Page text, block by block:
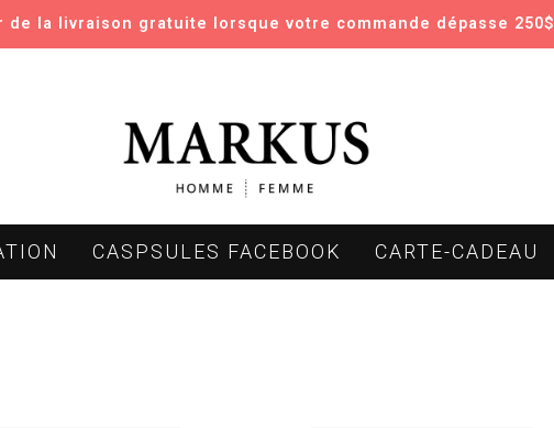
de la livraison gratuite lorsque votre commande dépasse 250$
CASPSULES FACEBOOK CARTE-CADEAU